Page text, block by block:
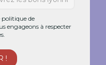
de
engageons à respecter